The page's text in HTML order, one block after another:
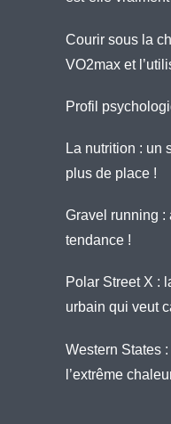
Courir sous la
VO2max et
Profil
La nutrition : un
plus de place !
Gravel running :
tendance !
Polar Street X :
urbain qui veut
Western States
l’extrême